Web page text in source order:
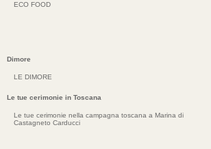
ECO FOOD
Dimore
LE DIMORE
Le tue cerimonie in Toscana
Le tue cerimonie nella campagna toscana a Marina di
Castagneto Carducci